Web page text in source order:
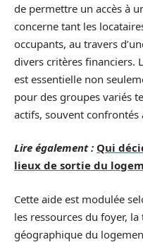
de permettre un accès à
concerne tant les
occupants, au travers
divers critères financiers.
est essentielle non
pour des groupes variés
actifs, souvent confrontés
Lire également : Qui
lieux de sortie du
Cette aide est modulée
les ressources du foyer,
géographique du